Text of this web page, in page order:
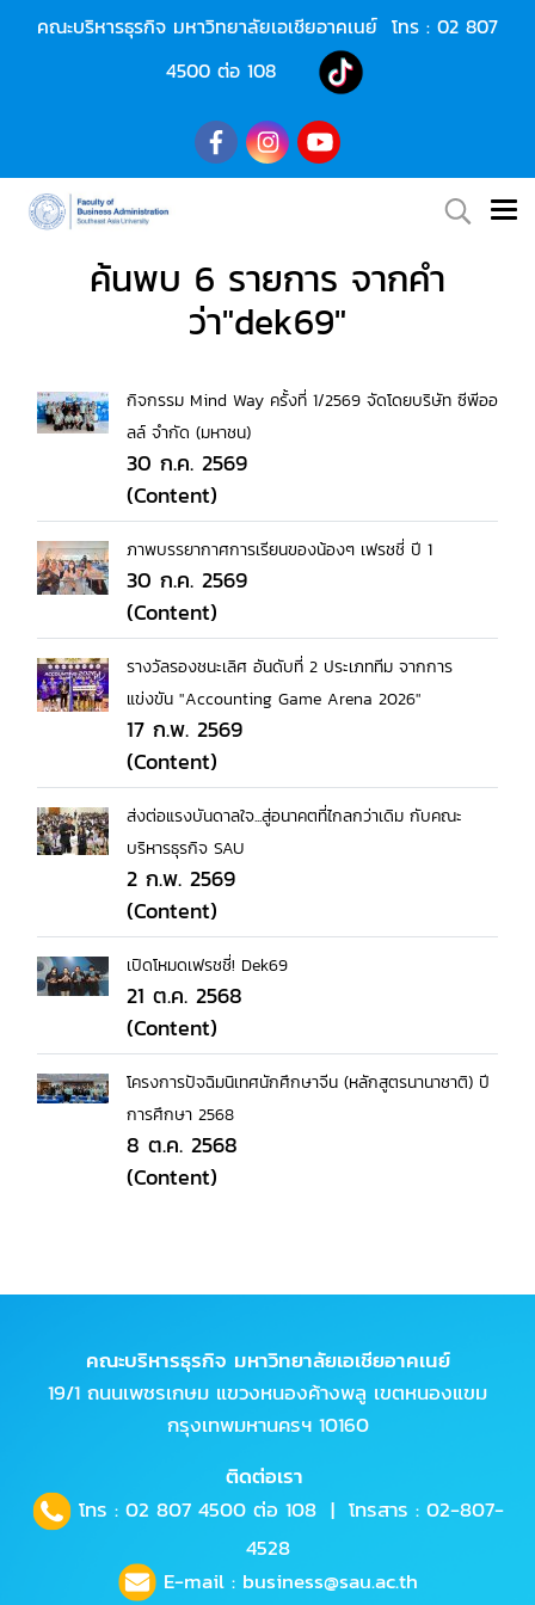
คณะบริหารธุรกิจ มหาวิทยาลัยเอเชียอาคเนย์ โทร : 02 807
4500ต่อ 108
ค้นพบ 6 รายการ จากคำ
ว่า"dek69"
กิจกรรม Mind Way ครั้งที่ 1/2569 จัดโดยบริษัท ซีพีออ
ลล์ จำกัด (มหาชน)
30 ก.ค. 2569
(Content)
ภาพบรรยากาศการเรียนของน้องๆ เฟรชชี่ ปี 1
30 ก.ค. 2569
(Content)
รางวัลรองชนะเลิศ อันดับที่ 2 ประเภททีม จากการ
แข่งขัน "Accounting Game Arena 2026"
17 ก.พ. 2569
(Content)
ส่งต่อแรงบันดาลใจ...สู่อนาคตที่ไกลกว่าเดิม กับคณะ
บริหารธุรกิจ SAU
2 ก.พ. 2569
(Content)
เปิดโหมดเฟรชชี่! Dek69
21 ต.ค. 2568
(Content)
โครงการปัจฉิมนิเทศนักศึกษาจีน (หลักสูตรนานาชาติ) ปี
การศึกษา 2568
8 ต.ค. 2568
(Content)
คณะบริหารธุรกิจ มหาวิทยาลัยเอเชียอาคเนย์
19/1 ถนนเพชรเกษม แขวงหนองค้างพลู เขตหนองแขม
กรุงเทพมหานครฯ 10160
ติดต่อเรา
โทร : 02 807 4500ต่อ 108 | โทรสาร : 02-807-
4528
E-mail : business@sau.ac.th